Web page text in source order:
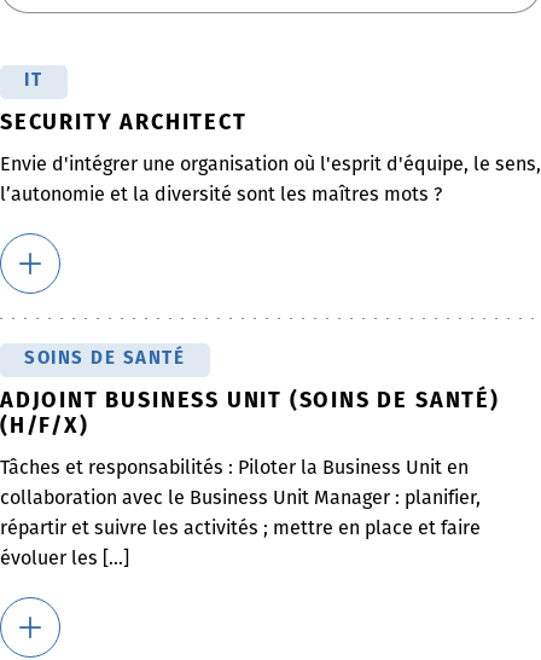
IT
SECURITY ARCHITECT
Envie d'intégrer une organisation où l'esprit d'équipe, le sens,
l’autonomie et la diversité sont les maîtres mots ?
SOINS DE SANTÉ
ADJOINT BUSINESS UNIT (SOINS DE SANTÉ)
(H/F/X)
Tâches et responsabilités : Piloter la Business Unit en
collaboration avec le Business Unit Manager : planifier,
répartir et suivre les activités ; mettre en place et faire
évoluer les [...]